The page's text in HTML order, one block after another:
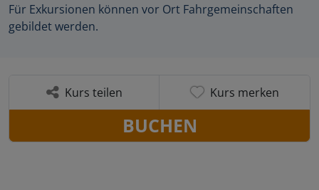
Für Exkursionen können vor Ort Fahrgemeinschaften
gebildet werden.
Kurs teilen Kurs merken
BUCHEN